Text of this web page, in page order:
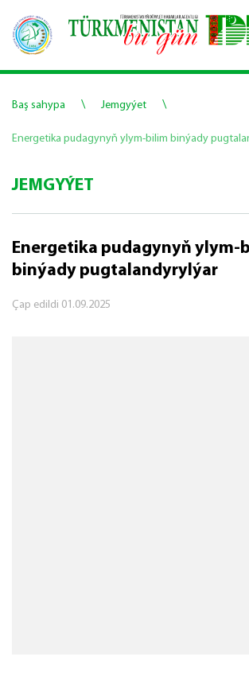
Baş sahypa \ Jemgyýet \
Energetika pudagynyň ylym-bilim binýady
JEMGYÝET
Energetika pudagynyň ylym-
binýady pugtalandyrylýar
Çap edildi 01.09.2025